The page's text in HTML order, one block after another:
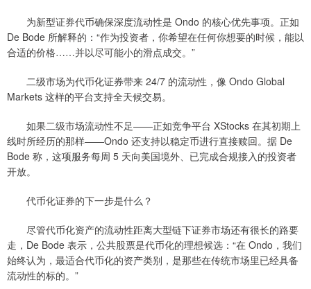
为新型证券代币确保深度流动性是 Ondo 的核心优先事项。正如
De Bode 所解释的：“作为投资者，你希望在任何你想要的时候，能以
合适的价格……并以尽可能小的滑点成交。”
二级市场为代币化证券带来 24/7 的流动性，像 Ondo Global
Markets 这样的平台支持全天候交易。
如果二级市场流动性不足——正如竞争平台 XStocks 在其初期上
线时所经历的那样——Ondo 还支持以稳定币进行直接赎回。据 De
Bode 称，这项服务每周 5 天向美国境外、已完成合规接入的投资者
开放。
代币化证券的下一步是什么？
尽管代币化资产的流动性距离大型链下证券市场还有很长的路要
走，De Bode 表示，公共股票是代币化的理想候选：“在 Ondo，我们
始终认为，最适合代币化的资产类别，是那些在传统市场里已经具备
流动性的标的。”